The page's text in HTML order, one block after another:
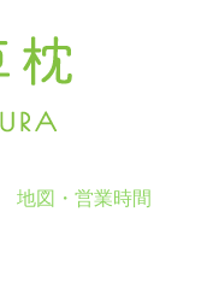
地図・営業時間